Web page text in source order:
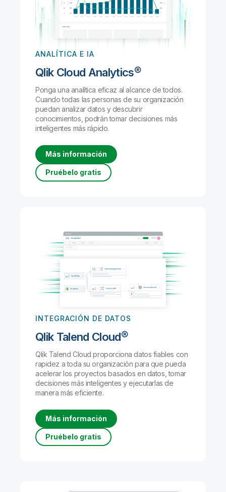
ANALÍTICA E IA
Qlik Cloud Analytics®
Ponga una analítica eficaz al alcance de todos.
Cuando todas las personas de su organización
puedan analizar datos y descubrir
conocimientos, podrán tomar decisiones más
inteligentes más rápido.
Más información
Pruébelo gratis
INTEGRACIÓN DE DATOS
Qlik Talend Cloud®
Qlik Talend Cloud proporciona datos fiables con
rapidez a toda su organización para que pueda
acelerar los proyectos basados en datos, tomar
decisiones más inteligentes y ejecutarlas de
manera más eficiente.
Más información
Pruébelo gratis